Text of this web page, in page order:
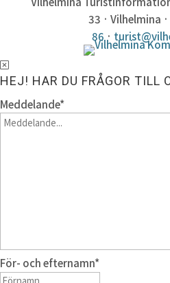
33 · Vilhelmina
86·
HEJ! HAR DU FRÅGOR TILL
Meddelande*
För- och efternamn*